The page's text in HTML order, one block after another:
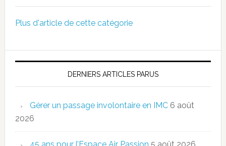
Plus d'article de cette catégorie
DERNIERS ARTICLES PARUS
Gérer un passage involontaire en IMC 6 août
2026